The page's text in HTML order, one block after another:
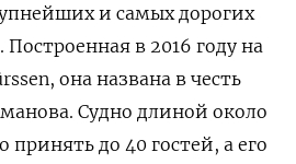
и самых дорогих
в 2016 году на
она названа в честь
Судно длиной около
принять до 40 гостей, а его